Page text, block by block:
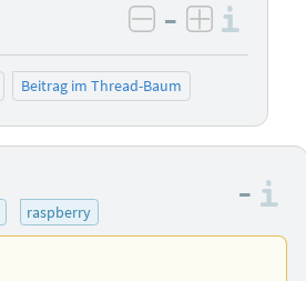
negativ
– positiv
Beitrag im Thread-Baum
raspberry
–